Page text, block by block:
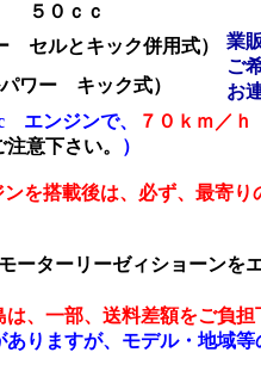
５０ｃｃ
セルとキック併用式）
業
ご
お
ワー キック式）
エンジンで、
７０ｋｍ／
意下さい。 ）
を搭載後は、必ず、最寄
ーターリーゼィショーンを
、一部、送料差額をご負担
りますが、モデル・地域